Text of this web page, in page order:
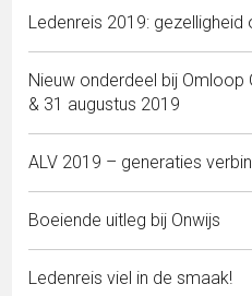
Ledenreis 2019: gezelligheid
Nieuw onderdeel bij
& 31 augustus 2019
ALV 2019 – generaties
Boeiende uitleg bij Onwijs
Ledenreis viel in de smaak!